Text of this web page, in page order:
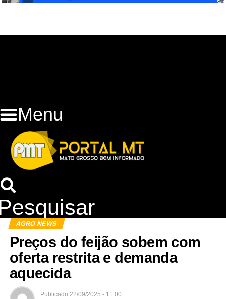
Menu
AGRO NEWS
Preços do feijão sobem com
oferta restrita e demanda
aquecida
Publicado 22/09/2025 - 11:00